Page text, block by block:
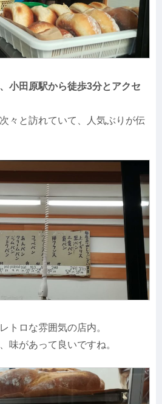
小田原駅から徒歩3分とアクセ
々と訪れていて、人気ぶりが伝
トロな雰囲気の店内。
味があって良いですね。